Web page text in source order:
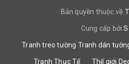
Cung cấp bởi
Tranh dán
Tranh Thực Tế Thế giới